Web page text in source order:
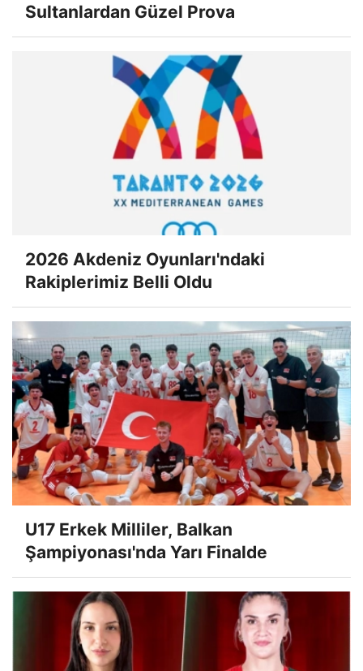
Sultanlardan Güzel Prova
2026 Akdeniz Oyunları'ndaki
Rakiplerimiz Belli Oldu
U17 Erkek Milliler, Balkan
Şampiyonası'nda Yarı Finalde